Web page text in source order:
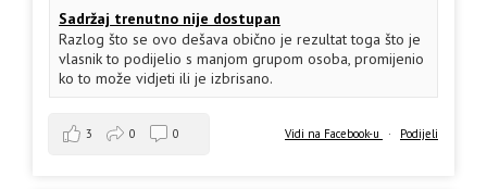
Sadržaj trenutno nije dostupan
Razlog što se ovo dešava obično je rezultat toga što je
vlasnik to podijelio s manjom grupom osoba, promijenio
ko to može vidjeti ili je izbrisano.
Vidi na Facebook-u · Podijeli
3 0 0